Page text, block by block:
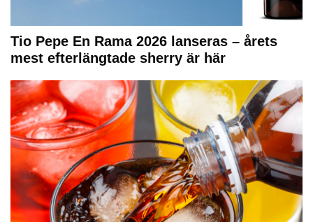
Tio Pepe En Rama 2026 lanseras – årets
mest efterlängtade sherry är här